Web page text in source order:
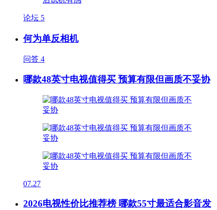
论坛 5
何为单反相机
问答 4
哪款48英寸电视值得买 预算有限但画质不妥协
07.27
2026电视性价比推荐榜 哪款55寸最适合影音发